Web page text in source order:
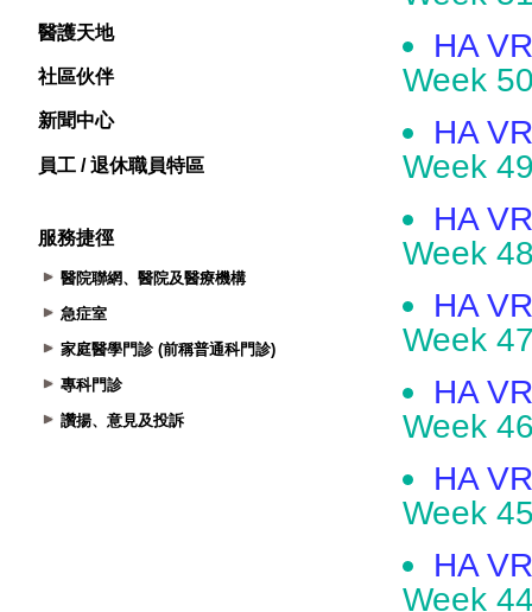
醫護天地
社區伙伴
新聞中心
員工 / 退休職員特區
服務捷徑
醫院聯網、醫院及醫療機構
急症室
家庭醫學門診 (前稱普通科門診)
專科門診
讚揚、意見及投訴